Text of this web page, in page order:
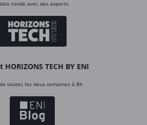
ronde avec des experts
HORIZONS TECH BY ENI
toutes les deux semaines à 8h